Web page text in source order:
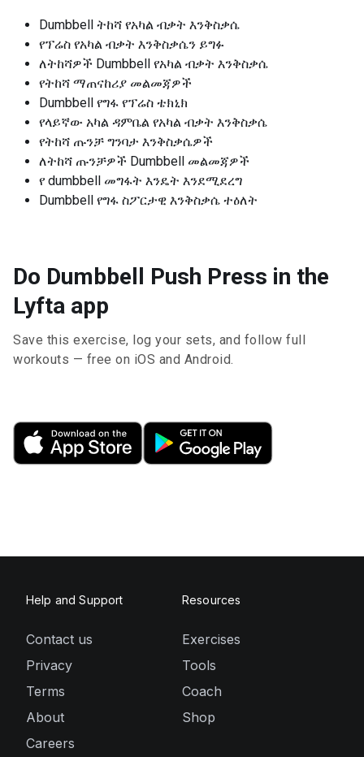
Dumbbell ትከሻ የአካል ብቃት እንቅስቃሴ
የፕሬስ የአካል ብቃት እንቅስቃሴን ይግፉ
ለትከሻዎች Dumbbell የአካል ብቃት እንቅስቃሴ
የትከሻ ማጠናከሪያ መልመጃዎች
Dumbbell የግፋ የፕሬስ ቴክኒክ
የላይኛው አካል ዳምቤል የአካል ብቃት እንቅስቃሴ
የትከሻ ጡንቻ ግንባታ እንቅስቃሴዎች
ለትከሻ ጡንቻዎች Dumbbell መልመጃዎች
የ dumbbell መግፋት እንዴት እንደሚደረግ
Dumbbell የግፋ ስፖርታዊ እንቅስቃሴ ተዕለት
Do Dumbbell Push Press in the
Lyfta app
Save this exercise, log your sets, and follow full
workouts — free on iOS and Android.
Help and Support
Contact us
Privacy
Terms
About
Careers
Resources
Exercises
Tools
Coach
Shop